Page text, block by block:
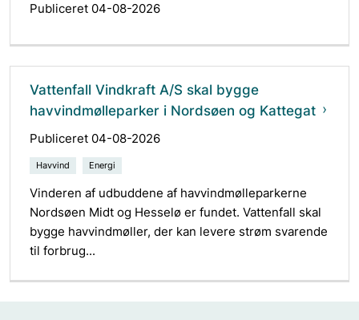
Publiceret 04-08-2026
Vattenfall Vindkraft A/S skal bygge
havvindmølleparker i Nordsøen og Kattegat
Publiceret 04-08-2026
Havvind Energi
Vinderen af udbuddene af havvindmølleparkerne
Nordsøen Midt og Hesselø er fundet. Vattenfall skal
bygge havvindmøller, der kan levere strøm svarende
til forbrug...